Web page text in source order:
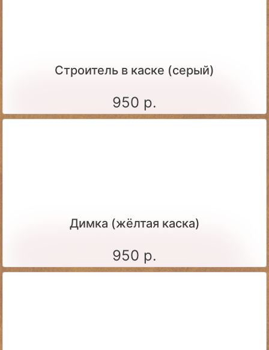
Строитель в каске (серый)
950 р.
Димка (жёлтая каска)
950 р.